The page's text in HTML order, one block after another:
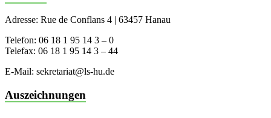
Adresse: Rue de Conflans 4 | 63457 Hanau
Telefon: 06 18 1 95 14 3 – 0
Telefax: 06 18 1 95 14 3 – 44
E-Mail: sekretariat@ls-hu.de
Auszeichnungen